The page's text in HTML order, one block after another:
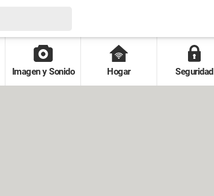
Imagen y Sonido Hogar Seguridad